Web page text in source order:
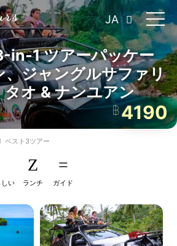
JA
in-1 ツアーパッケー
、ジャングルサファリ
タオ & ナンユアン
฿4190
ベスト3ツアー
い ランチ ガイド